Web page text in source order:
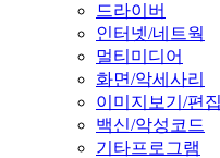
드라이버
인터넷/네트웍
멀티미디어
화면/악세사리
이미지보기/편집
백신/악성코드
기타프로그램